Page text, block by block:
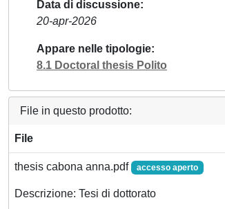
Data di discussione
20-apr-2026
Appare nelle tipologie
8.1 Doctoral thesis Polito
File in questo prodotto:
File
thesis cabona anna.pdf accesso aperto
Descrizione: Tesi di dottorato